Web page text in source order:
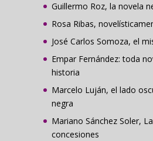
Guillermo Roz, la novela
Rosa Ribas,
José Carlos Somoza, el
Empar Fernández: toda
historia
Marcelo Luján, el lado
negra
Mariano Sánchez Soler,
concesiones